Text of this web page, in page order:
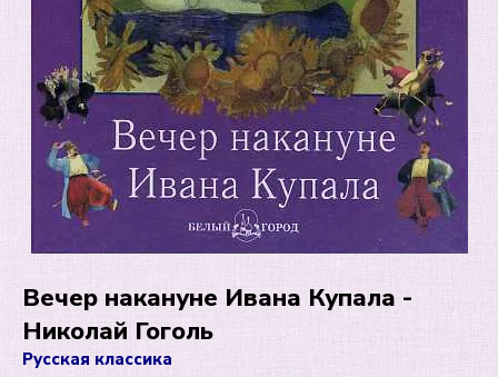
Вечер накануне Ивана Купала -
Николай Гоголь
Русская классика